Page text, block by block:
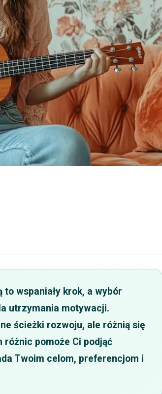
wspaniały krok, a wybór
utrzymania motywacji.
ścieżki rozwoju, ale różnią się
pomoże Ci podjąć
Twoim celom, preferencjom i